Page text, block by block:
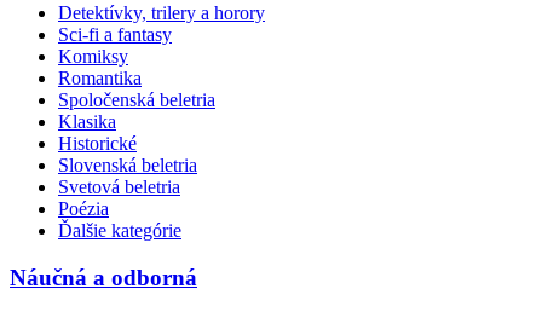
Detektívky, trilery a horory
Sci-fi a fantasy
Komiksy
Romantika
Spoločenská beletria
Klasika
Historické
Slovenská beletria
Svetová beletria
Poézia
Ďalšie kategórie
Náučná a odborná